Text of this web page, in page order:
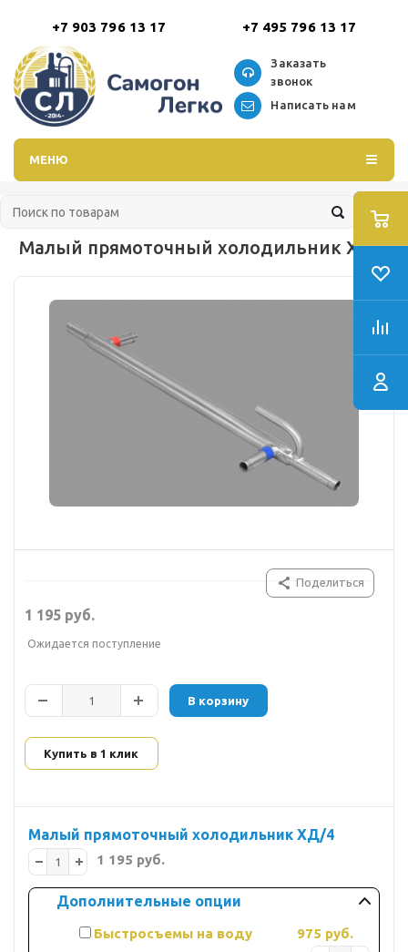
+7 903 796 13 17 +7 495 796 13 17
Заказать
звонок
Написать нам
МЕНЮ
Малый прямоточный холодильник ХД/4
Поделиться
1 195 руб.
Ожидается поступление
В корзину
Купить в 1 клик
Малый прямоточный холодильник ХД/4
1 195 руб.
Дополнительные опции
Быстросъемы на воду
975 руб.